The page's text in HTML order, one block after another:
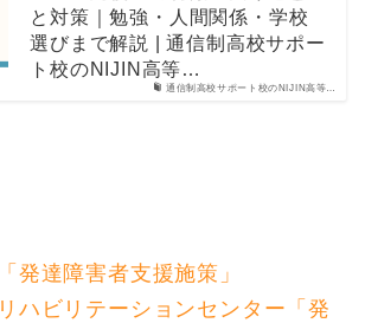
通信制高校サポート校のNIJIN高等…
と対策｜勉強・人間関係・学校
選びまで解説 | 通信制高校サポー
ト校のNIJIN高等…
発達障害者支援施策」
ハビリテーションセンター「発